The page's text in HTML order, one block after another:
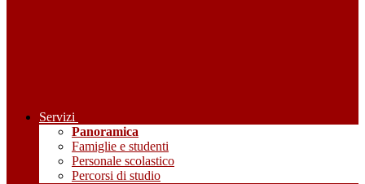
Servizi
Panoramica
Famiglie e studenti
Personale scolastico
Percorsi di studio